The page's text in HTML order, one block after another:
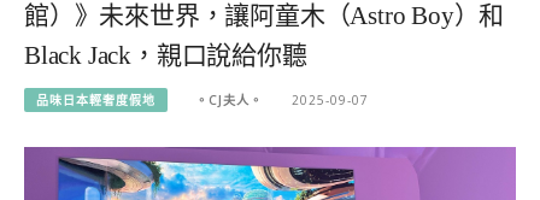
館）》未來世界，讓阿童木（Astro Boy）和
Black Jack，親口說給你聽
品味日本輕奢度假地 。CJ夫人。 2025-09-07